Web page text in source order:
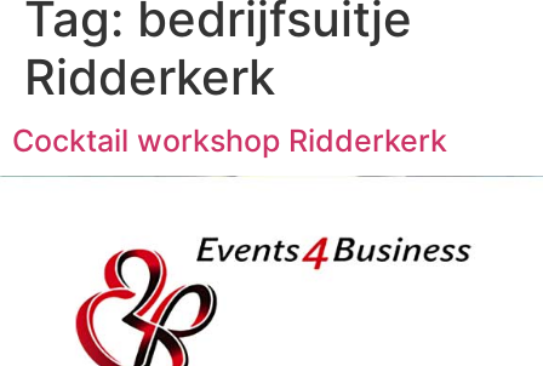
Tag: bedrijfsuitje
Ridderkerk
Cocktail workshop Ridderkerk